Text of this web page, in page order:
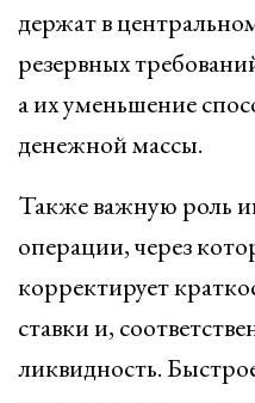
держат в
резервных
а их уменьшение
денежной массы.
Также важную роль
операции, через
корректирует
ставки и,
ликвидность.